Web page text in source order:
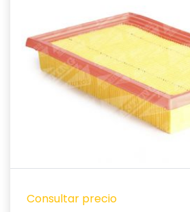
Ver producto
Consultar precio